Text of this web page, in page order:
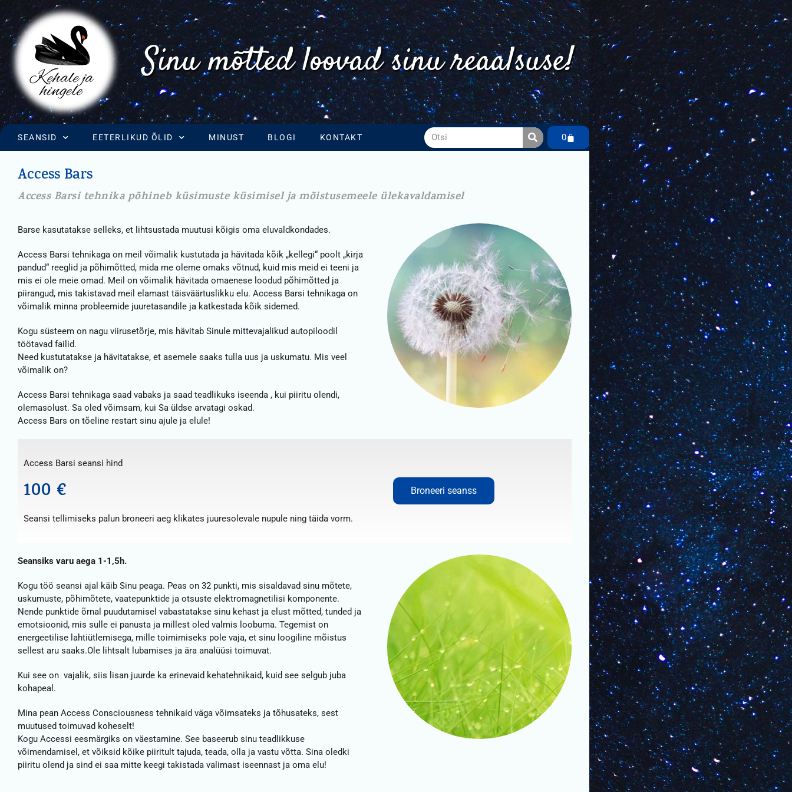
Sinu mõtted loovad sinu reaalsuse!
SEANSID EETERLIKUD ÕLID MINUST BLOGI KONTAKT 0
Access Bars
Access Barsi tehnika põhineb küsimuste küsimisel ja mõistusemeele ülekavaldamisel
Barse kasutatakse selleks, et lihtsustada muutusi kõigis oma eluvaldkondades.
Access Barsi tehnikaga on meil võimalik kustutada ja hävitada kõik „kellegi“ poolt „kirja
pandud“ reeglid ja põhimõtted, mida me oleme omaks võtnud, kuid mis meid ei teeni ja
mis ei ole meie omad. Meil on võimalik hävitada omaenese loodud põhimõtted ja
piirangud, mis takistavad meil elamast täisväärtuslikku elu. Access Barsi tehnikaga on
võimalik minna probleemide juuretasandile ja katkestada kõik sidemed.
Kogu süsteem on nagu viirusetõrje, mis hävitab Sinule mittevajalikud autopiloodil
töötavad failid.
Need kustutatakse ja hävitatakse, et asemele saaks tulla uus ja uskumatu. Mis veel
võimalik on?
Access Barsi tehnikaga saad vabaks ja saad teadlikuks iseenda , kui piiritu olendi,
olemasolust. Sa oled võimsam, kui Sa üldse arvatagi oskad.
Access Bars on tõeline restart sinu ajule ja elule!
Access Barsi seansi hind
100 €
Seansi tellimiseks palun broneeri aeg klikates juuresolevale nupule ning täida vorm.
Broneeri seanss
Seansiks varu aega 1-1,5h.
Kogu töö seansi ajal käib Sinu peaga. Peas on 32 punkti, mis sisaldavad sinu mõtete,
uskumuste, põhimõtete, vaatepunktide ja otsuste elektromagnetilisi komponente.
Nende punktide õrnal puudutamisel vabastatakse sinu kehast ja elust mõtted, tunded ja
emotsioonid, mis sulle ei panusta ja millest oled valmis loobuma. Tegemist on
energeetilise lahtiütlemisega, mille toimimiseks pole vaja, et sinu loogiline mõistus
sellest aru saaks.Ole lihtsalt lubamises ja ära analüüsi toimuvat.
Kui see on vajalik, siis lisan juurde ka erinevaid kehatehnikaid, kuid see selgub juba
kohapeal.
Mina pean Access Consciousness tehnikaid väga võimsateks ja tõhusateks, sest
muutused toimuvad koheselt!
Kogu Accessi eesmärgiks on väestamine. See baseerub sinu teadlikkuse
võimendamisel, et võiksid kõike piiritult tajuda, teada, olla ja vastu võtta. Sina oledki
piiritu olend ja sind ei saa mitte keegi takistada valimast iseennast ja oma elu!